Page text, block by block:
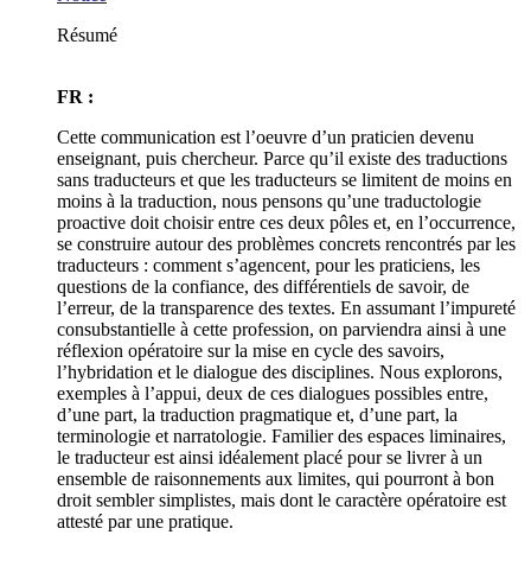
Résumé
FR :
Cette communication est l’oeuvre d’un praticien devenu
enseignant, puis chercheur. Parce qu’il existe des traductions
sans traducteurs et que les traducteurs se limitent de moins en
moins à la traduction, nous pensons qu’une traductologie
proactive doit choisir entre ces deux pôles et, en l’occurrence,
se construire autour des problèmes concrets rencontrés par les
traducteurs : comment s’agencent, pour les praticiens, les
questions de la confiance, des différentiels de savoir, de
l’erreur, de la transparence des textes. En assumant l’impureté
consubstantielle à cette profession, on parviendra ainsi à une
réflexion opératoire sur la mise en cycle des savoirs,
l’hybridation et le dialogue des disciplines. Nous explorons,
exemples à l’appui, deux de ces dialogues possibles entre,
d’une part, la traduction pragmatique et, d’une part, la
terminologie et narratologie. Familier des espaces liminaires,
le traducteur est ainsi idéalement placé pour se livrer à un
ensemble de raisonnements aux limites, qui pourront à bon
droit sembler simplistes, mais dont le caractère opératoire est
attesté par une pratique.